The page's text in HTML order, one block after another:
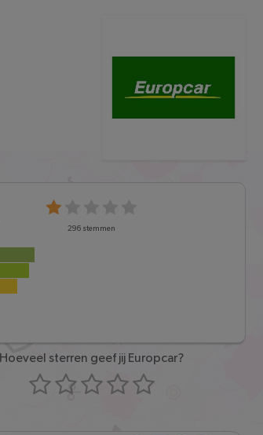
296 stemmen
Hoeveel sterren geef jij Europcar?